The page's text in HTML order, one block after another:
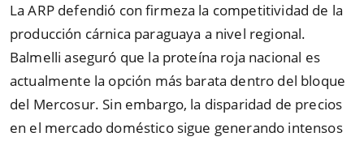
La ARP defendió con firmeza la competitividad de la
producción cárnica paraguaya a nivel regional.
Balmelli aseguró que la proteína roja nacional es
actualmente la opción más barata dentro del bloque
del Mercosur. Sin embargo, la disparidad de precios
en el mercado doméstico sigue generando intensos